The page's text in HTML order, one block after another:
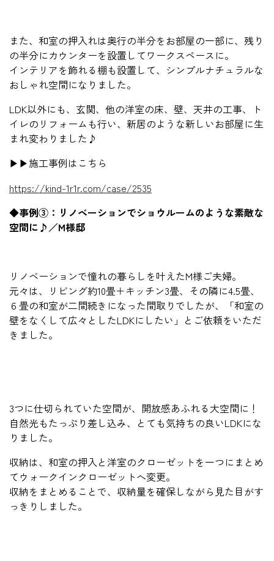
また、和室の押入れは奥行の半分をお部屋の一部に、残り
の半分にカウンターを設置してワークスペースに。
インテリアを飾れる棚も設置して、シンプルナチュラルな
おしゃれ空間になりました。
LDK以外にも、玄関、他の洋室の床、壁、天井の工事、ト
イレのリフォームも行い、新居のような新しいお部屋に生
まれ変わりました♪
▶▶施工事例はこちら
https://kind-1r1r.com/case/2535
◆事例③：リノベーションでショウルームのような素敵な
空間に♪／M様邸
リノベーションで憧れの暮らしを叶えたM様ご夫婦。
元々は、リビング約10畳＋キッチン3畳、その隣に4.5畳、
６畳の和室が二間続きになった間取りでしたが、「和室の
壁をなくして広々としたLDKにしたい」とご依頼をいただ
きました。
3つに仕切られていた空間が、開放感あふれる大空間に！
自然光もたっぷり差し込み、とても気持ちの良いLDKにな
りました。
収納は、和室の押入と洋室のクローゼットを一つにまとめ
てウォークインクローゼットへ変更。
収納をまとめることで、収納量を確保しながら見た目がす
っきりしました。